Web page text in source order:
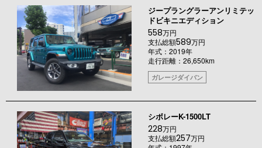
ジープラングラーアンリミテッ
ドビキニエディション
558万円
支払総額589万円
年式：2019年
走行距離：26,650km
ガレージダイバン
シボレーK-1500LT
228万円
支払総額257万円